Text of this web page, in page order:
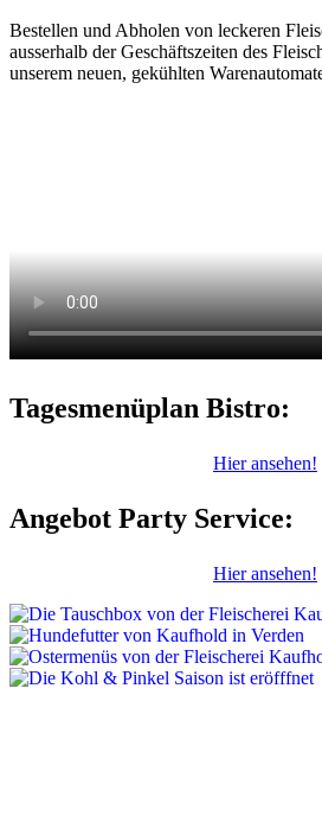
Bestellen und Abholen von leckeren
ausserhalb der Geschäftszeiten des
unserem neuen, gekühlten
Tagesmenüplan Bistro:
Hier ansehen!
Angebot Party Service:
Hier ansehen!